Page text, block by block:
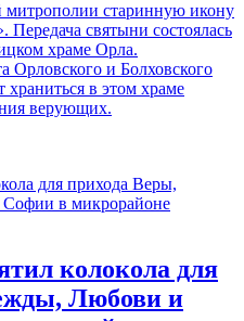
старинную икону
святыни состоялась
храме Орла.
Орловского и Болховского
храниться в этом храме
верующих.
колокола для
Любови и